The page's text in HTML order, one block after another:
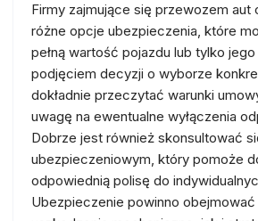
Firmy zajmujące się przewozem aut
różne opcje ubezpieczenia, które
pełną wartość pojazdu lub tylko
podjęciem decyzji o wyborze
dokładnie przeczytać warunki
uwagę na ewentualne wyłączenia
Dobrze jest również skonsultować
ubezpieczeniowym, który pomoże
odpowiednią polisę do
Ubezpieczenie powinno obejmować